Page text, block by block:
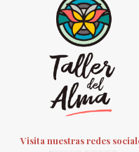
Visita nuestras redes